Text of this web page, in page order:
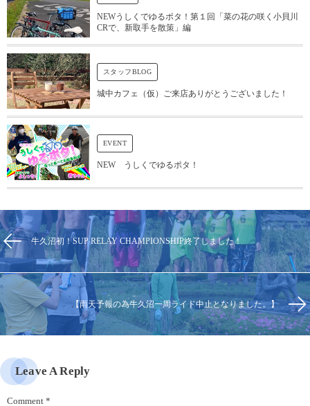
NEWうしくでゆるポタ！第１回「菜の花の咲く小貝川
CRで、新取手を散策」編
スタッフBLOG
城中カフェ（仮）ご来店ありがとうございました！
EVENT
NEW うしくでゆるポタ！
牛久沼初！SUP RELAY CHAMPIONSHIP終了しました！
【雨天予報の為牛久沼一周ライド中止となりました。】
Leave A Reply
Comment *